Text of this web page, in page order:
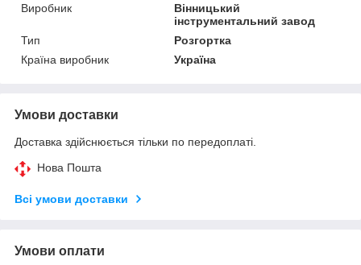
Виробник
Вінницький
інструментальний завод
Тип
Розгортка
Країна виробник
Україна
Умови доставки
Доставка здійснюється тільки по передоплаті.
Нова Пошта
Всі умови доставки
Умови оплати